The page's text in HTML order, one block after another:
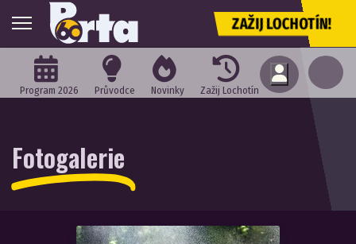
ZAŽIJ LOCHOTÍN!
Program 2026 Průvodce Novinky Zažij Lochotín
Fotogalerie